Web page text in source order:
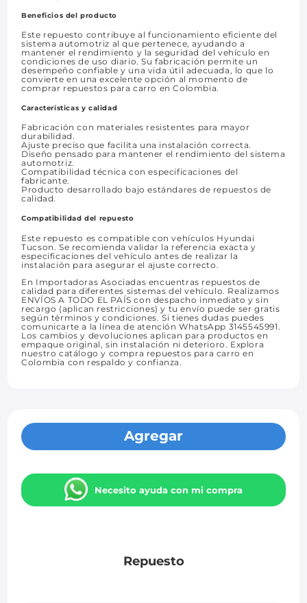
Beneficios del producto
Este repuesto contribuye al funcionamiento eficiente del
sistema automotriz al que pertenece, ayudando a
mantener el rendimiento y la seguridad del vehículo en
condiciones de uso diario. Su fabricación permite un
desempeño confiable y una vida útil adecuada, lo que lo
convierte en una excelente opción al momento de
comprar repuestos para carro en Colombia.
Características y calidad
Fabricación con materiales resistentes para mayor
durabilidad.
Ajuste preciso que facilita una instalación correcta.
Diseño pensado para mantener el rendimiento del sistema
automotriz.
Compatibilidad técnica con especificaciones del
fabricante.
Producto desarrollado bajo estándares de repuestos de
calidad.
Compatibilidad del repuesto
Este repuesto es compatible con vehículos Hyundai
Tucson. Se recomienda validar la referencia exacta y
especificaciones del vehículo antes de realizar la
instalación para asegurar el ajuste correcto.
En Importadoras Asociadas encuentras repuestos de
calidad para diferentes sistemas del vehículo. Realizamos
ENVÍOS A TODO EL PAÍS con despacho inmediato y sin
recargo (aplican restricciones) y tu envío puede ser gratis
según términos y condiciones. Si tienes dudas puedes
comunicarte a la línea de atención WhatsApp 3145545991.
Los cambios y devoluciones aplican para productos en
empaque original, sin instalación ni deterioro. Explora
nuestro catálogo y compra repuestos para carro en
Colombia con respaldo y confianza.
Agregar
Necesito ayuda con mi compra
Repuesto